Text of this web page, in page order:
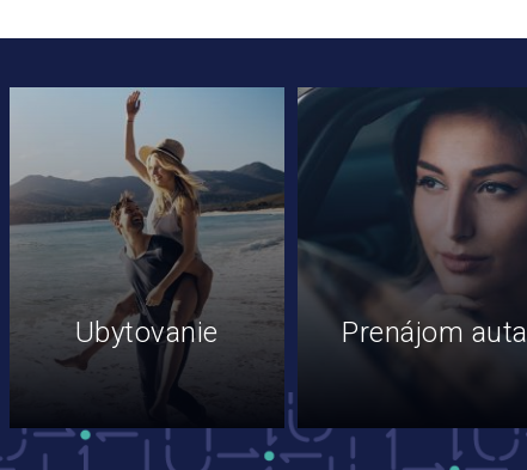
Ubytovanie Prenájom auta